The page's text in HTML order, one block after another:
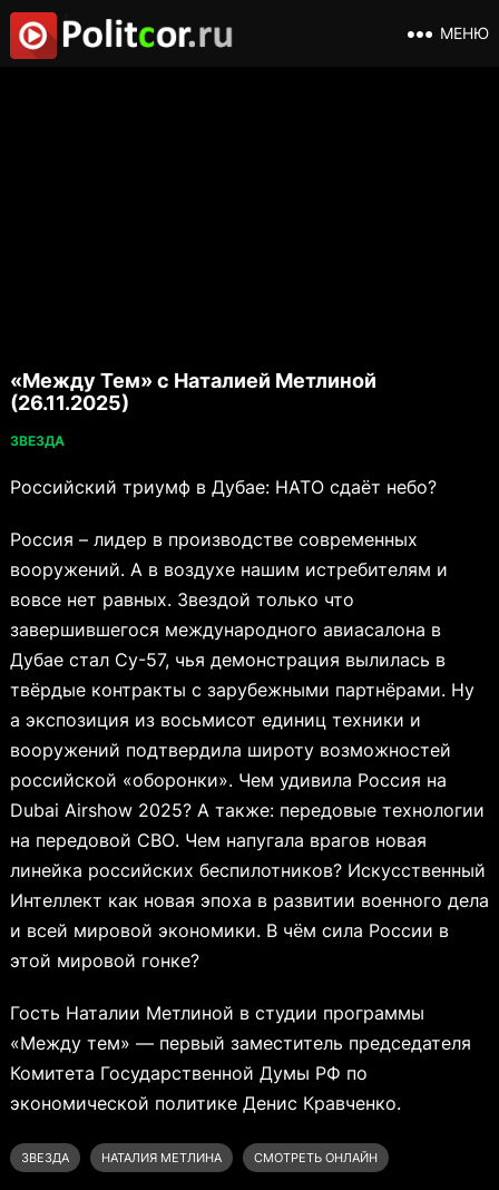
МЕНЮ
«Между Тем» с Наталией Метлиной
(26.11.2025)
ЗВЕЗДА
Российский триумф в Дубае: НАТО сдаёт небо?
Россия – лидер в производстве современных
вооружений. А в воздухе нашим истребителям и
вовсе нет равных. Звездой только что
завершившегося международного авиасалона в
Дубае стал Су-57, чья демонстрация вылилась в
твёрдые контракты с зарубежными партнёрами. Ну
а экспозиция из восьмисот единиц техники и
вооружений подтвердила широту возможностей
российской «оборонки». Чем удивила Россия на
Dubai Airshow 2025? А также: передовые технологии
на передовой СВО. Чем напугала врагов новая
линейка российских беспилотников? Искусственный
Интеллект как новая эпоха в развитии военного дела
и всей мировой экономики. В чём сила России в
этой мировой гонке?
Гость Наталии Метлиной в студии программы
«Между тем» — первый заместитель председателя
Комитета Государственной Думы РФ по
экономической политике Денис Кравченко.
ЗВЕЗДА НАТАЛИЯ МЕТЛИНА СМОТРЕТЬ ОНЛАЙН